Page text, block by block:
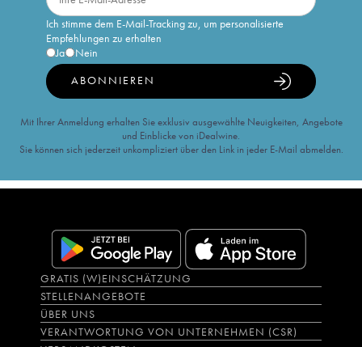
Ich stimme dem E-Mail-Tracking zu, um personalisierte
Empfehlungen zu erhalten
Ja
Nein
ABONNIEREN
Mit Ihrer Anmeldung erhalten Sie exklusiv ausgewählte Neuigkeiten, Angebote
und Einblicke von iDealwine.
Sie können sich jederzeit unkompliziert über den Link in jeder E-Mail abmelden.
GRATIS (W)EINSCHÄTZUNG
STELLENANGEBOTE
ÜBER UNS
VERANTWORTUNG VON UNTERNEHMEN (CSR)